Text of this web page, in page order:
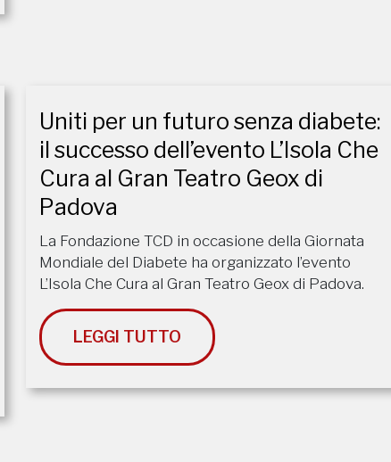
Uniti per un futuro senza diabete:
il successo dell’evento L’Isola Che
Cura al Gran Teatro Geox di
Padova
La Fondazione TCD in occasione della Giornata
Mondiale del Diabete ha organizzato l’evento
L’Isola Che Cura al Gran Teatro Geox di Padova.
LEGGI TUTTO